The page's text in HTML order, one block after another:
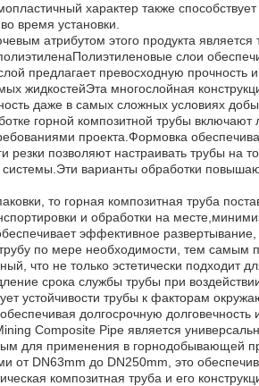
характер также
время установки.
атрибутом этого продукта
слои
предлагает превосходную прочность
жидкостейЭта многослойная
даже в самых сложных условиях
горной композитной трубы включают
проекта.Формовка
резки позволяют настраивать трубы
варианты обработки
то горная композитная труба
и обработки на
эффективное
трубу по мере необходимости, тем самым
что не только эстетически
срока службы трубы при
устойчивости трубы к факторам
долгосрочную долговечность
Composite Pipe является
для применения в горнодобывающей
от DN63mm до DN250mm, это
композитная труба и его